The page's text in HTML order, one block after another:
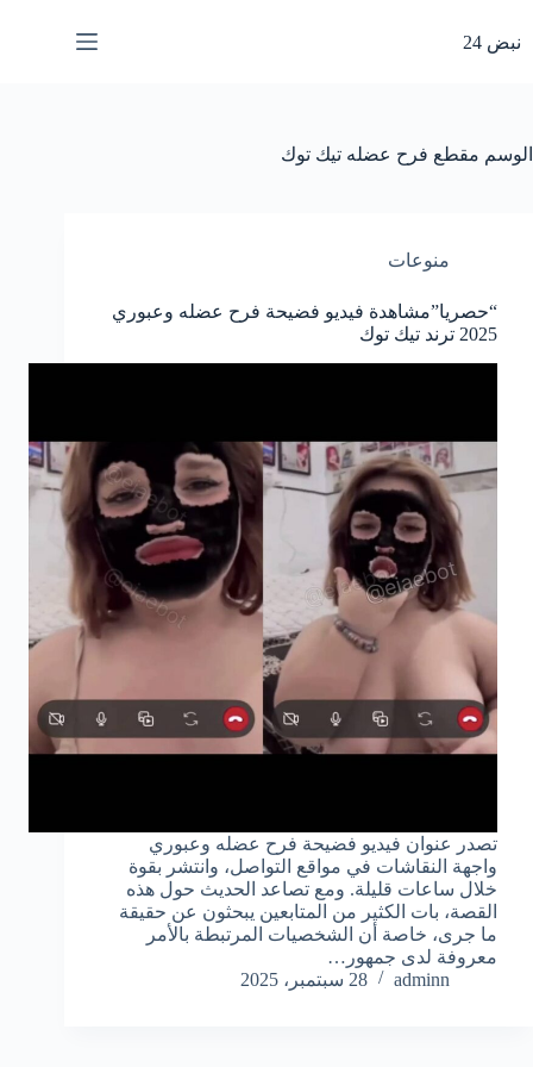
المحتوى
نبض 24
الوسم مقطع فرح عضله تيك توك
منوعات
“حصريا”مشاهدة فيديو فضيحة فرح عضله وعبوري
2025 ترند تيك توك
تصدر عنوان فيديو فضيحة فرح عضله وعبوري
واجهة النقاشات في مواقع التواصل، وانتشر بقوة
خلال ساعات قليلة. ومع تصاعد الحديث حول هذه
القصة، بات الكثير من المتابعين يبحثون عن حقيقة
ما جرى، خاصة أن الشخصيات المرتبطة بالأمر
معروفة لدى جمهور…
adminn
28 سبتمبر، 2025